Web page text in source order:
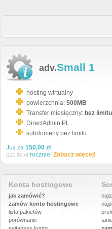
adv.Small 1
hosting wirtualny
powierzchnia: 500MB
Transfer miesięczny: bez limitu
DirectAdmin PL
subdomeny bez limitu
Już za 150,00 zł
(121,95 zł) rocznie! Zobacz więcej!
Konta hostingowe
jak zamówić?
zamów konto hostingowe
lista pakietów
porównanie